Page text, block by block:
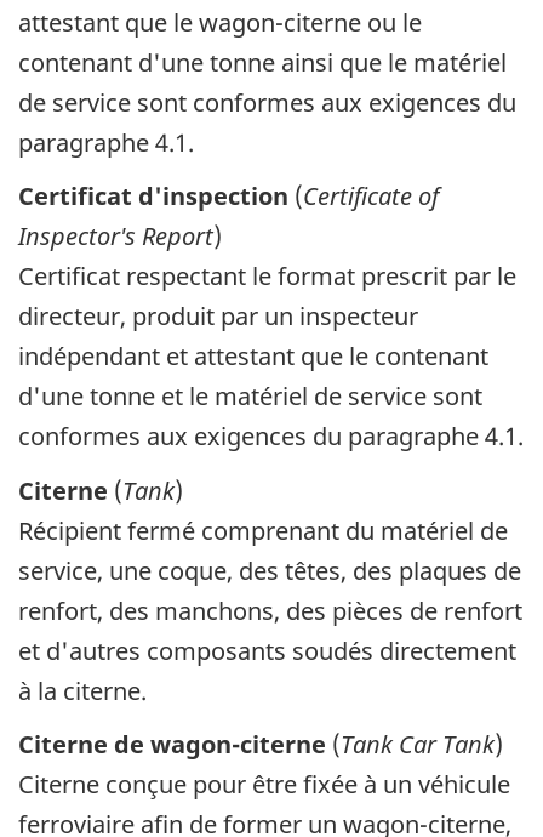
attestant que le wagon-citerne ou le
contenant d'une tonne ainsi que le matériel
de service sont conformes aux exigences du
paragraphe 4.1.
Certificat d'inspection (Certificate of
Inspector's Report)
Certificat respectant le format prescrit par le
directeur, produit par un inspecteur
indépendant et attestant que le contenant
d'une tonne et le matériel de service sont
conformes aux exigences du paragraphe 4.1.
Citerne (Tank)
Récipient fermé comprenant du matériel de
service, une coque, des têtes, des plaques de
renfort, des manchons, des pièces de renfort
et d'autres composants soudés directement
à la citerne.
Citerne de wagon-citerne (Tank Car Tank)
Citerne conçue pour être fixée à un véhicule
ferroviaire afin de former un wagon-citerne,